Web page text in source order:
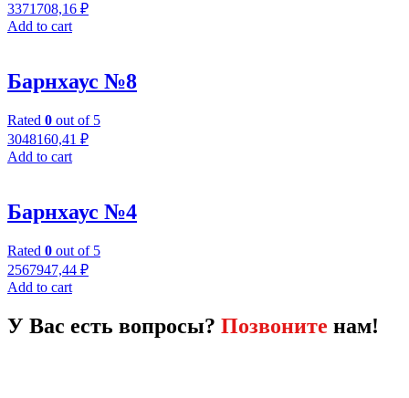
3371708,16 ₽
Add to cart
Барнхаус №8
Rated 0 out of 5
3048160,41 ₽
Add to cart
Барнхаус №4
Rated 0 out of 5
2567947,44 ₽
Add to cart
У Вас есть вопросы? Позвоните нам!